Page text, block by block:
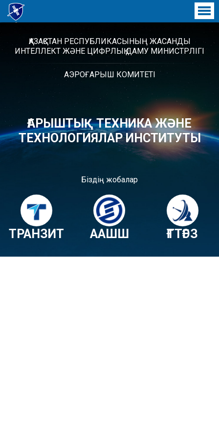
ҚАЗАҚСТАН РЕСПУБЛИКАСЫНЫҢ ЖАСАНДЫ
ИНТЕЛЛЕКТ ЖӘНЕ ЦИФРЛЫҚ ДАМУ МИНИСТРЛІГІ
АЭРОҒАРЫШ КОМИТЕТІ
ҒАРЫШТЫҚ ТЕХНИКА ЖӘНЕ
ТЕХНОЛОГИЯЛАР ИНСТИТУТЫ
Біздің жобалар
ТРАНЗИТ ААШШ ҒТТҒЭЗ